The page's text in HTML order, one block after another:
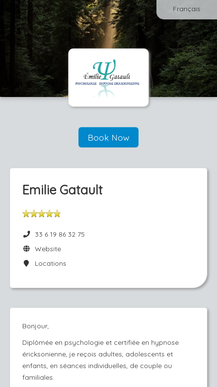
Français
Book Now
Emilie Gatault
33 6 19 86 32 75
Website
Locations
Bonjour,
Diplômée en psychologie et certifiée en hypnose
éricksonienne, je reçois adultes, adolescents et
enfants, en séances individuelles, de couple ou
familiales.